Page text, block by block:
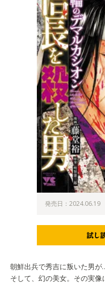
発売日：2024.06.19
朝鮮出兵で秀吉に叛いた男が
そして、幻の美女。その実像